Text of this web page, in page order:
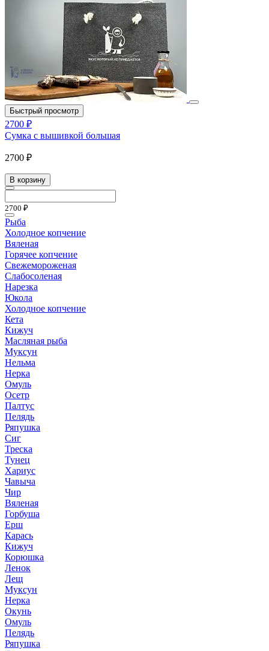
Быстрый просмотр
2700 ₽
Сумка с вышивкой большая
2700 ₽
В корзину
2700 ₽
Рыба
Холодное копчение
Вяленая
Горячее копчение
Свежемороженая
Слабосоленая
Нарезка
Юкола
Холодное копчение
Кета
Кижуч
Масляная рыба
Муксун
Нельма
Нерка
Омуль
Осетр
Палтус
Пелядь
Ряпушка
Сиг
Треска
Тунец
Хариус
Чавыча
Чир
Вяленая
Горбуша
Ерш
Карась
Кижуч
Корюшка
Ленок
Лещ
Муксун
Нерка
Окунь
Омуль
Пелядь
Ряпушка